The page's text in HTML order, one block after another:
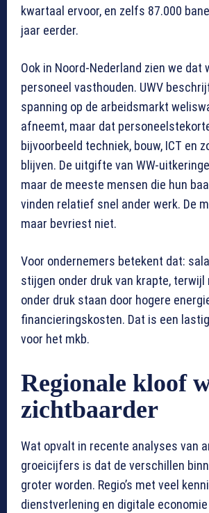
kwartaal ervoor, en zelfs 87.000
jaar eerder.
Ook in Noord-Nederland zien we dat
personeel vasthouden. UWV
spanning op de arbeidsmarkt
afneemt, maar dat
bijvoorbeeld techniek, bouw, ICT en
blijven. De uitgifte van WW-
maar de meeste mensen die hun
vinden relatief snel ander werk. De
maar bevriest niet.
Voor ondernemers betekent dat:
stijgen onder druk van krapte,
onder druk staan door hogere
financieringskosten. Dat is een
voor het mkb.
Regionale kloof
zichtbaarder
Wat opvalt in recente analyses van
groeicijfers is dat de verschillen
groter worden. Regio’s met veel
dienstverlening en digitale